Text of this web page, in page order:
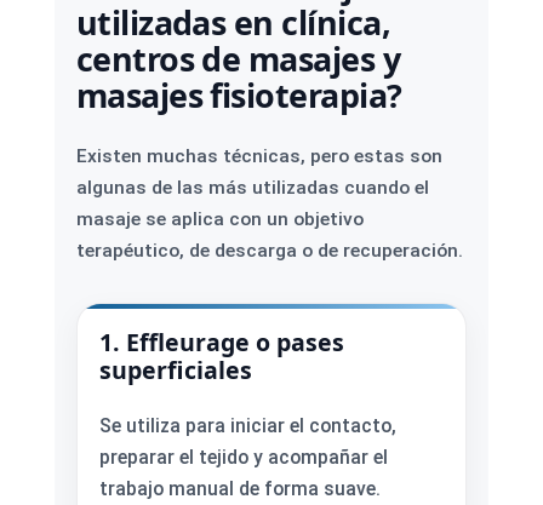
utilizadas en clínica,
centros de masajes y
masajes fisioterapia?
Existen muchas técnicas, pero estas son
algunas de las más utilizadas cuando el
masaje se aplica con un objetivo
terapéutico, de descarga o de recuperación.
1. Effleurage o pases
superficiales
Se utiliza para iniciar el contacto,
preparar el tejido y acompañar el
trabajo manual de forma suave.